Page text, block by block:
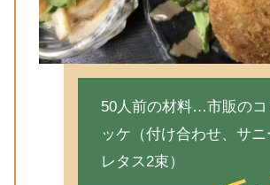
50人前の材料…市販のコ
ッケ（付け合わせ、サニ
レタス2束）